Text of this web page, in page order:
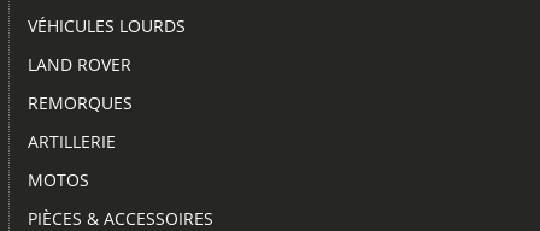
VÉHICULES LOURDS
LAND ROVER
REMORQUES
ARTILLERIE
MOTOS
PIÈCES & ACCESSOIRES